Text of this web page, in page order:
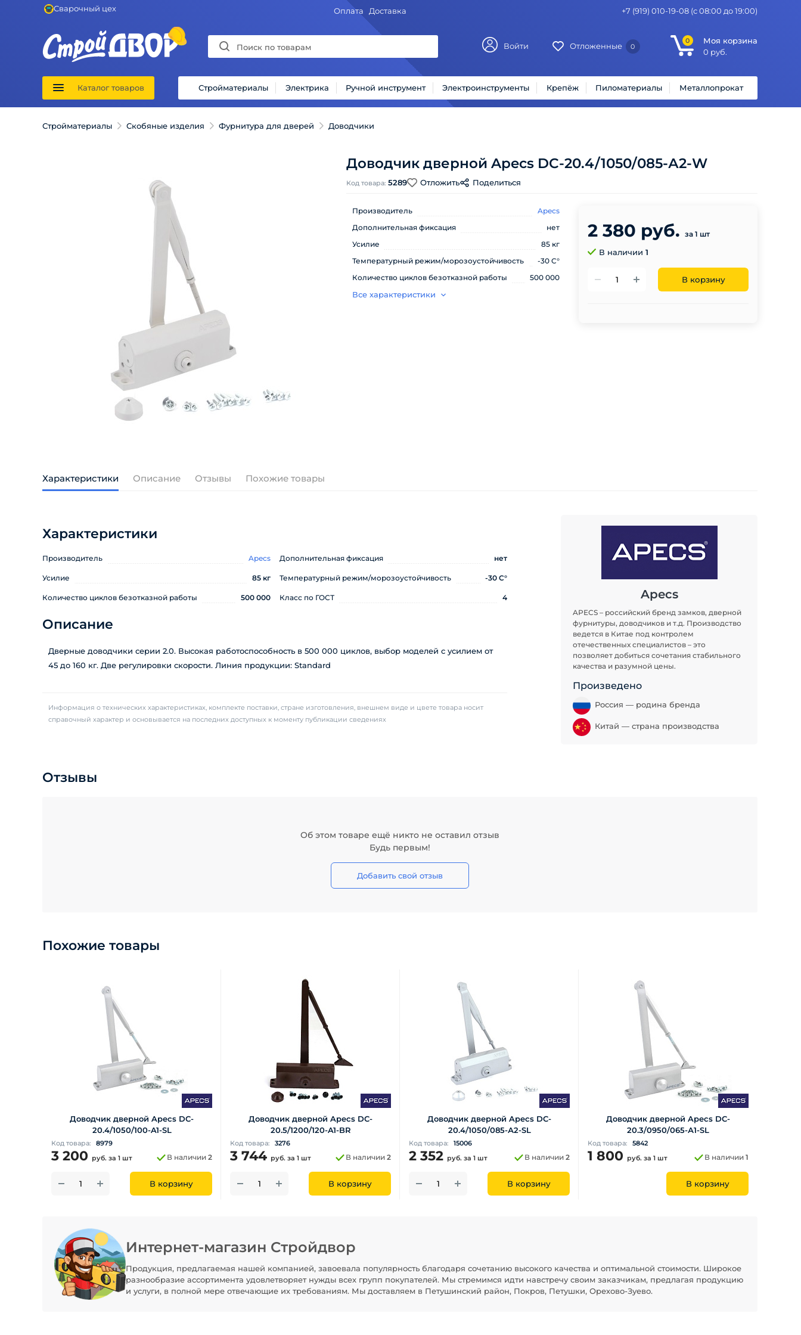
Сварочный цех Оплата Доставка +7 (919) 010-19-08 (с 08:00 до 19:00)
Войти Отложенные 0
0
Моя корзина
0 руб.
Каталог товаров Стройматериалы Электрика Ручной инструмент Электроинструменты Крепёж Пиломатериалы Металлопрокат
Стройматериалы Скобяные изделия Фурнитура для дверей Доводчики
Доводчик дверной Apecs DC-20.4/1050/085-А2-W
Код товара: 5289 Отложить Поделиться
Производитель
Apecs
Дополнительная фиксация
нет
Усилие
85 кг
Температурный режим/морозоустойчивость
-30 C°
Количество циклов безотказной работы
500 000
Все характеристики
2 380 руб. за 1 шт
В наличии 1
В корзину
Характеристики Описание Отзывы Похожие товары
Характеристики
Производитель Apecs Дополнительная фиксация нет
Усилие 85 кг Температурный режим/морозоустойчивость -30 C°
Количество циклов безотказной работы 500 000 Класс по ГОСТ 4
Описание
Дверные доводчики серии 2.0. Высокая работоспособность в 500 000 циклов, выбор моделей с усилием от
45 до 160 кг. Две регулировки скорости. Линия продукции: Standard
Информация о технических характеристиках, комплекте поставки, стране изготовления, внешнем виде и цвете товара носит
справочный характер и основывается на последних доступных к моменту публикации сведениях
Apecs
APECS – российский бренд замков, дверной
фурнитуры, доводчиков и т.д. Производство
ведется в Китае под контролем
отечественных специалистов – это
позволяет добиться сочетания стабильного
качества и разумной цены.
Произведено
Россия — родина бренда
Китай — страна производства
Отзывы
Об этом товаре ещё никто не оставил отзыв
Будь первым!
Добавить свой отзыв
Похожие товары
Доводчик дверной Apecs DC-
20.4/1050/100-A1-SL
Код товара: 8979
3 200 руб. за 1 шт В наличии 2
В корзину
Доводчик дверной Apecs DC-
20.5/1200/120-A1-BR
Код товара: 3276
3 744 руб. за 1 шт В наличии 2
В корзину
Доводчик дверной Apecs DC-
20.4/1050/085-А2-SL
Код товара: 15006
2 352 руб. за 1 шт В наличии 2
В корзину
Доводчик дверной Apecs DC-
20.3/0950/065-А1-SL
Код товара: 5842
1 800 руб. за 1 шт В наличии 1
В корзину
Интернет-магазин Стройдвор
Продукция, предлагаемая нашей компанией, завоевала популярность благодаря сочетанию высокого качества и оптимальной стоимости. Широкое
разнообразие ассортимента удовлетворяет нужды всех групп покупателей. Мы стремимся идти навстречу своим заказчикам, предлагая продукцию
и услуги, в полной мере отвечающие их требованиям. Мы доставляем в Петушинский район, Покров, Петушки, Орехово-Зуево.